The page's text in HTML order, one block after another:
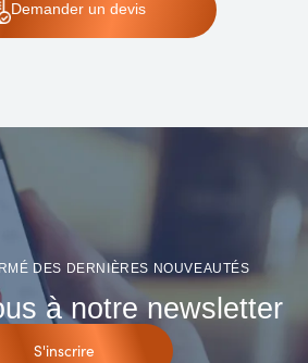
Demanderun devis
DES DERNIÈRES NOUVEAUTÉS
à notre newsletter
S'inscrire